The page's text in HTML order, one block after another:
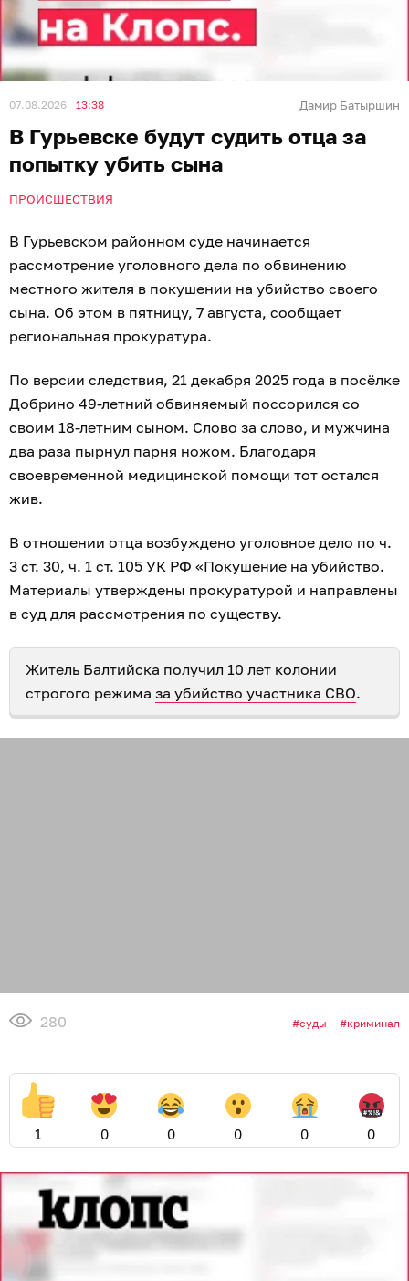
07.08.2026 13:38 Дамир Батыршин
В Гурьевске будут судить отца за
попытку убить сына
ПРОИСШЕСТВИЯ
В Гурьевском районном суде начинается
рассмотрение уголовного дела по обвинению
местного жителя в покушении на убийство своего
сына. Об этом в пятницу, 7 августа, сообщает
региональная прокуратура.
По версии следствия, 21 декабря 2025 года в посёлке
Добрино 49-летний обвиняемый поссорился со
своим 18-летним сыном. Слово за слово, и мужчина
два раза пырнул парня ножом. Благодаря
своевременной медицинской помощи тот остался
жив.
В отношении отца возбуждено уголовное дело по ч.
3 ст. 30, ч. 1 ст. 105 УК РФ «Покушение на убийство.
Материалы утверждены прокуратурой и направлены
в суд для рассмотрения по существу.
Житель Балтийска получил 10 лет колонии
строгого режима за убийство участника СВО.
280 суды криминал
1 0 0 0 0 0